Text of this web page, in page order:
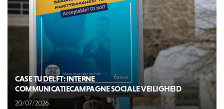
CASE TU DELFT: INTERNE
COMMUNICATIECAMPAGNE SOCIALE VEILIGHEID
20/07/2026